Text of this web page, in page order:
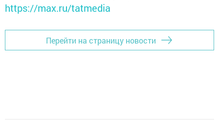
https://max.ru/tatmedia
Перейти на страницу новости